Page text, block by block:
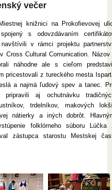
večer
knižnici na Prokofievovej
s odovzdávaním
v rámci projektu
Cross Cultural Comunication. Názov
náhodne ale s cieľom
pricestovali z tureckého mesta
a najmä ľudový spev a tanec.
pripravili aj ochutnávku
trdelníkov, makových
nátierky a iných dobrôt.
folklórneho súboru Lúčka
zástupca starostu Mestskej